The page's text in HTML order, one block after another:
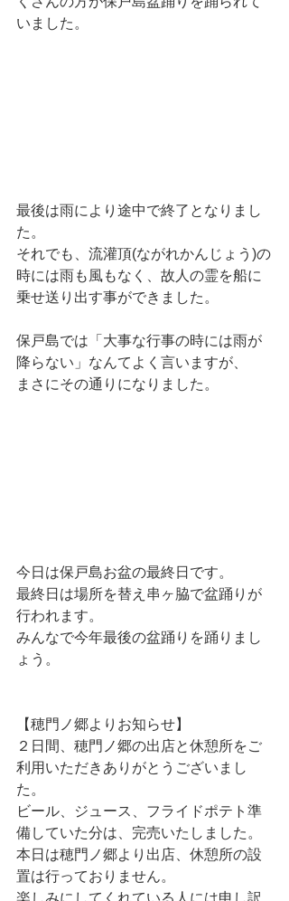
いました。
最後は雨により途中で終了となりまし
た。
それでも、流灌頂(ながれかんじょう)の
時には雨も風もなく、故人の霊を船に
乗せ送り出す事ができました。
保戸島では「大事な行事の時には雨が
降らない」なんてよく言いますが、
まさにその通りになりました。
今日は保戸島お盆の最終日です。
最終日は場所を替え串ヶ脇で盆踊りが
行われます。
みんなで今年最後の盆踊りを踊りまし
ょう。
【穂門ノ郷よりお知らせ】
２日間、穂門ノ郷の出店と休憩所をご
利用いただきありがとうございまし
た。
ビール、ジュース、フライドポテト準
備していた分は、完売いたしました。
本日は穂門ノ郷より出店、休憩所の設
置は行っておりません。